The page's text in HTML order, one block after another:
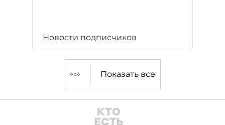
Новости подписчиков
Показать все